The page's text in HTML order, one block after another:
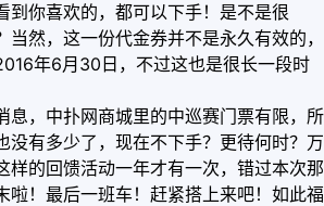
到你喜欢的，都可以下手！是不是很
然，这一份代金券并不是永久有效的，
年6月30日，不过这也是很长一段时
息，中扑网商城里的中巡赛门票有限，所
没有多少了，现在不下手？更待何时？万
样的回馈活动一年才有一次，错过本次那
啦！最后一班车！赶紧搭上来吧！如此福